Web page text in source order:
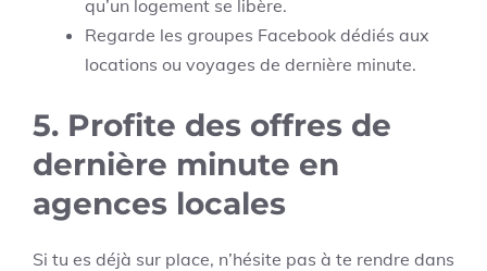
qu’un logement se libère.
Regarde les groupes Facebook dédiés aux
locations ou voyages de dernière minute.
5. Profite des offres de
dernière minute en
agences locales
Si tu es déjà sur place, n’hésite pas à te rendre dans